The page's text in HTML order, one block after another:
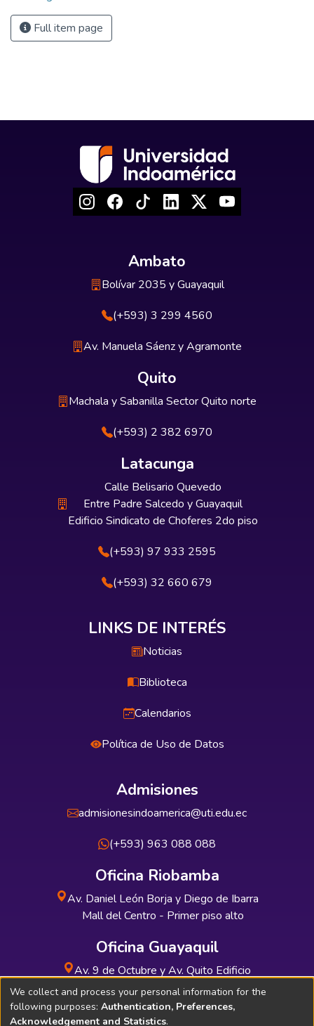
Full item page
Ambato
Bolívar 2035 y Guayaquil
(+593) 3 299 4560
Av. Manuela Sáenz y Agramonte
Quito
Machala y Sabanilla Sector Quito norte
(+593) 2 382 6970
Latacunga
Calle Belisario Quevedo
Entre Padre Salcedo y Guayaquil
Edificio Sindicato de Choferes 2do piso
(+593) 97 933 2595
(+593) 32 660 679
LINKS DE INTERÉS
Noticias
Biblioteca
Calendarios
Política de Uso de Datos
Admisiones
admisionesindoamerica@uti.edu.ec
(+593) 963 088 088
Oficina Riobamba
Av. Daniel León Borja y Diego de Ibarra
Mall del Centro - Primer piso alto
Oficina Guayaquil
Av. 9 de Octubre y Av. Quito Edificio
INDUAUTO - Planta baja
We collect and process your personal information for the
following purposes: Authentication, Preferences,
Acknowledgement and Statistics.